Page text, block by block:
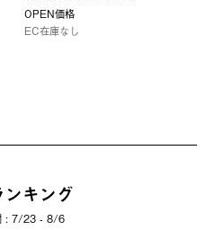
OPEN価格
EC在庫なし
ンキング
: 7/23 - 8/6